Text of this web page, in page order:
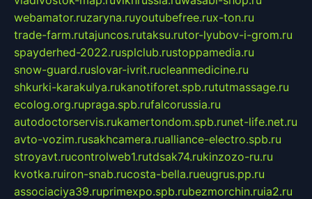
webamator.ruzaryna.ruyoutubefree.rux-ton.ru
trade-farm.rutajuncos.rutaksu.rutor-lyubov-i-grom.ru
spayderhed-2022.rusplclub.rustoppamedia.ru
snow-guard.ruslovar-ivrit.rucleanmedicine.ru
shkurki-karakulya.rukanotiforet.spb.rututmassage.ru
ecolog.org.rupraga.spb.rufalcorussia.ru
autodoctorservis.rukamertondom.spb.runet-life.net.ru
avto-vozim.rusakhcamera.rualliance-electro.spb.ru
stroyavt.rucontrolweb1.rutdsak74.rukinzozo-ru.ru
kvotka.ruiron-snab.rucosta-bella.rueugrus.pp.ru
associaciya39.ruprimexpo.spb.rubezmorchin.ruia2.ru